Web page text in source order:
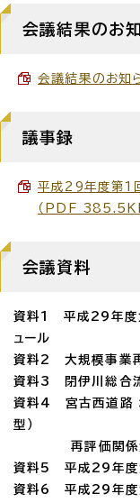
会議結果のお
会議結果のお知
議事録
平成29年度第1
（PDF
会議資料
資料1 平成29年度
ュール
資料2 大規模事業再
資料3 閉伊川総合
資料4 宮古西道路
型）
再評価関係
資料5 平成29年度
資料6 平成29年度